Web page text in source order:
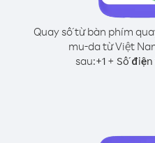
Quay số từ bàn phím
mu-da từ Việt
sau:+1 + Số